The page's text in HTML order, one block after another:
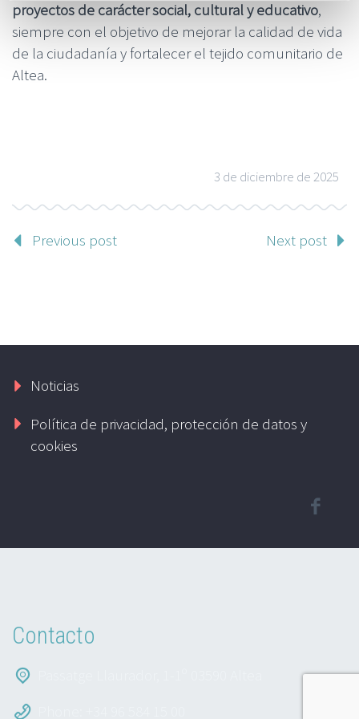
proyectos de carácter social, cultural y educativo,
siempre con el objetivo de mejorar la calidad de vida
de la ciudadanía y fortalecer el tejido comunitario de
Altea.
3 de diciembre de 2025
Previous post Next post
Noticias
Política de privacidad, protección de datos y
cookies
Contacto